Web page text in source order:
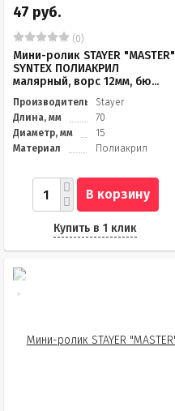
47 руб.
(0)
Мини-ролик STAYER "MASTER"
SYNTEX ПОЛИАКРИЛ
малярный, ворс 12мм, бю...
Производитель
Stayer
Длина, мм
70
Диаметр, мм
15
Материал
Полиакрил
В корзину
Купить в 1 клик